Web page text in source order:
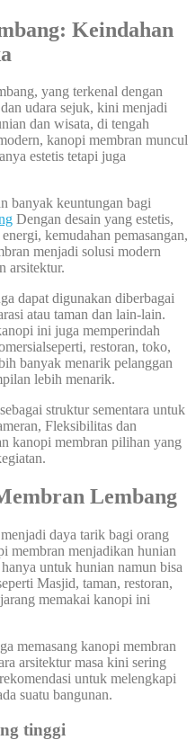
Keindahan
yang terkenal dengan
udara sejuk, kini menjadi
dan wisata, di tengah
kanopi membran muncul
estetis tetapi juga
banyak keuntungan bagi
Dengan desain yang estetis,
kemudahan pemasangan,
menjadi solusi modern
arsitektur.
dapat digunakan diberbagai
atau taman dan lain-lain.
ini juga memperindah
restoran, toko,
banyak menarik pelanggan
lebih menarik.
struktur sementara untuk
Fleksibilitas dan
kanopi membran pilihan yang
Lembang
daya tarik bagi orang
membran menjadikan hunian
untuk hunian namun bisa
Masjid, taman, restoran,
memakai kanopi ini
memasang kanopi membran
arsitektur masa kini sering
untuk melengkapi
suatu bangunan.
tinggi